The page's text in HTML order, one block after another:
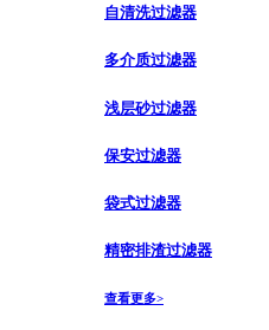
自清洗过滤器
多介质过滤器
浅层砂过滤器
保安过滤器
袋式过滤器
精密排渣过滤器
查看更多>